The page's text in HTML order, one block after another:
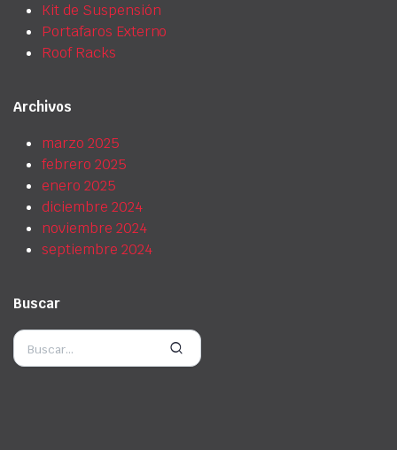
Kit de Suspensión
Portafaros Externo
Roof Racks
Archivos
marzo 2025
febrero 2025
enero 2025
diciembre 2024
noviembre 2024
septiembre 2024
Buscar